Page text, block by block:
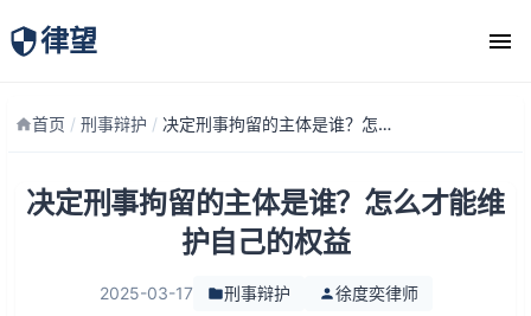
律望
律师团队
首页 / 刑事辩护 / 决定刑事拘留的主体是谁？怎么才能维护自己的权益
决定刑事拘留的主体是谁？怎么才能维
护自己的权益
2025-03-17 刑事辩护 徐度奕律师